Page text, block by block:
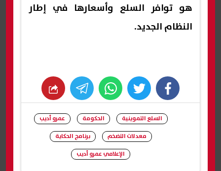
هو توافر السلع وأسعارها في إطار
النظام الجديد.
facebook
twitter
whats
السلع التموينية الحكومة
عمرو أديب
معدلات التضخم
برنامج الحكاية
الإعلامي عمرو أديب